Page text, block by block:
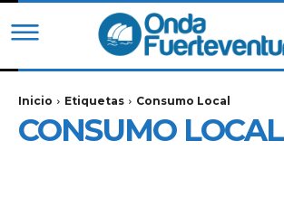
Inicio Etiquetas Consumo Local
CONSUMO LOCAL